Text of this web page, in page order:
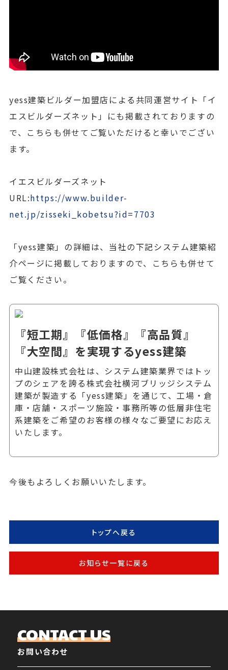
yess建築ビルダー加盟店による共同運営サイト「イ
エスビルダーズネット」にも掲載されておりますの
で、こちらも併せてご覧いただけると幸いでござい
ます。
イエスビルダーズネット
URL:https://www.builder-
net.jp/zisseki_kobetsu?id=7703
「yess建築」の詳細は、当社の下記システム建築紹
介ページに掲載しておりますので、こちらも併せて
ご覧ください。
『短工期』『低価格』『高品質』
『大空間』を実現するyess建築
中山建設株式会社は、システム建築業界ではトッ
プのシェアを誇る株式会社横河ブリッジシステム
建築が製造する「yess建築」を通じて、工場・倉
庫・店舗・スポーツ施設・事務所等の低層非住宅
系建築をご希望のお客様の様々なご要望にお応え
いたします。
今後もよろしくお願いいたします。
トップへ戻る
お知らせ一覧に戻る
お問い合わせ
CONTACT US